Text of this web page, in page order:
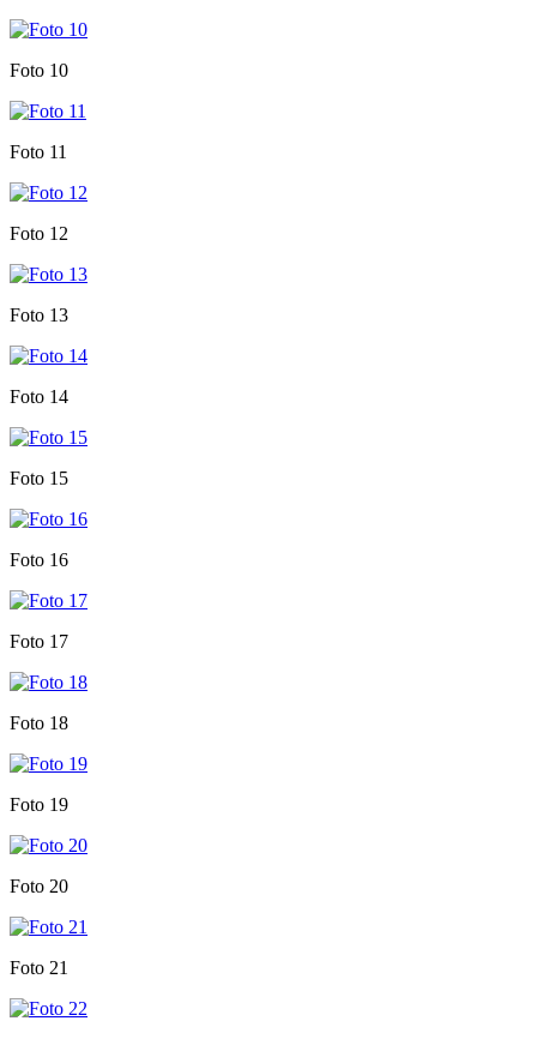
Foto 10
Foto 11
Foto 12
Foto 13
Foto 14
Foto 15
Foto 16
Foto 17
Foto 18
Foto 19
Foto 20
Foto 21